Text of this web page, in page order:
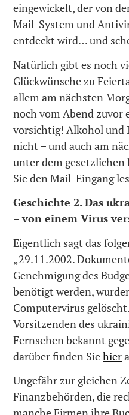
eingewickelt, der von
Mail-System und
entdeckt wird… und
Natürlich gibt es noch
Glückwünsche zu
allem am nächsten
noch vom Abend zuvor
vorsichtig! Alkohol und
nicht – und auch am
unter dem
Sie den Mail-Eingang
Geschichte 2. Das
– von einem Virus
Eigentlich sagt das
„29.11.2002.
Genehmigung des
benötigt werden,
Computervirus
Vorsitzenden des
Fernsehen bekannt
darüber finden Siehier
Ungefähr zur gleichen
Finanzbehörden, die